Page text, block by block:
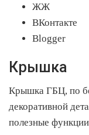
ЖЖ
ВКонтакте
Blogger
Крышка
Крышка ГБЦ, по
декоративной
полезные